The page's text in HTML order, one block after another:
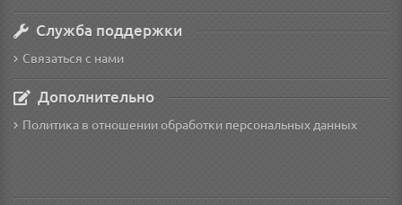
Служба поддержки
Связаться с нами
Дополнительно
Политика в отношении обработки персональных данных